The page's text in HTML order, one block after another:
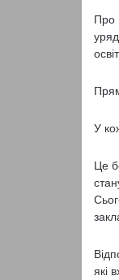
Про
У
Це
які